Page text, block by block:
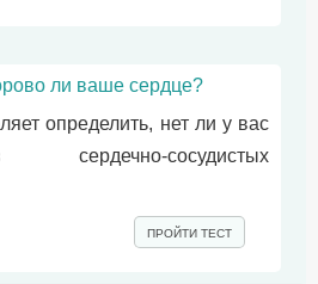
ли ваше сердце?
определить, нет ли у вас
сердечно-сосудистых
ПРОЙТИ ТЕСТ